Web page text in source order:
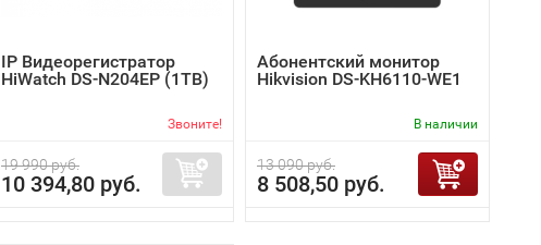
IP Видеорегистратор
HiWatch DS-N204EP (1TB)
Звоните!
19 990 руб.
10 394,80 руб.
Абонентский монитор
Hikvision DS-KH6110-WE1
В наличии
13 090 руб.
8 508,50 руб.